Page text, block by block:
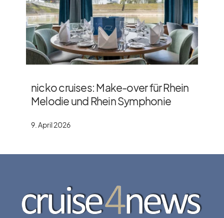
nicko cruises: Make-over für Rhein
Melodie und Rhein Symphonie
9. April 2026